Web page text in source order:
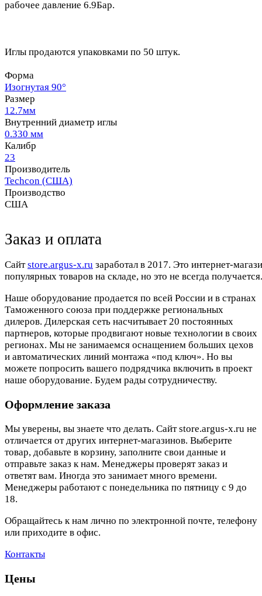
рабочее давление 6.9Бар.
Иглы продаются упаковками по 50 штук.
Форма
Изогнутая 90°
Размер
12.7мм
Внутренний диаметр иглы
0.330 мм
Калибр
23
Производитель
Techcon (США)
Производство
США
Заказ и оплата
Cайтstore.argus-x.ru заработал в 2017. Это интернет-
популярных товаров на складе, но это не всегда
Наше оборудование продается по всей России и в странах
Таможенного союза при поддержке региональных
дилеров. Дилерская сеть насчитывает 20 постоянных
партнеров, которые продвигают новые технологии в своих
регионах. Мы не занимаемся оснащением больших цехов
и автоматических линий монтажа «под ключ». Но вы
можете попросить вашего подрядчика включить в проект
наше оборудование. Будем рады сотрудничеству.
Оформление заказа
Мы уверены, вы знаете что делать. Сайт store.argus-x.ru не
отличается от других интернет-магазинов. Выберите
товар, добавьте в корзину, заполните свои данные и
отправьте заказ к нам. Менеджеры проверят заказ и
ответят вам. Иногда это занимает много времени.
Менеджеры работают с понедельника по пятницу с 9 до
18.
Обращайтесь к нам лично по электронной почте, телефону
или приходите в офис.
Контакты
Цены